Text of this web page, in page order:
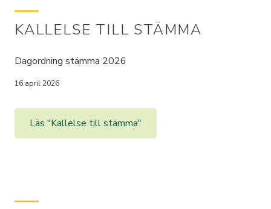
KALLELSE TILL STÄMMA
Dagordning stämma 2026
16 april 2026
Läs "Kallelse till stämma"